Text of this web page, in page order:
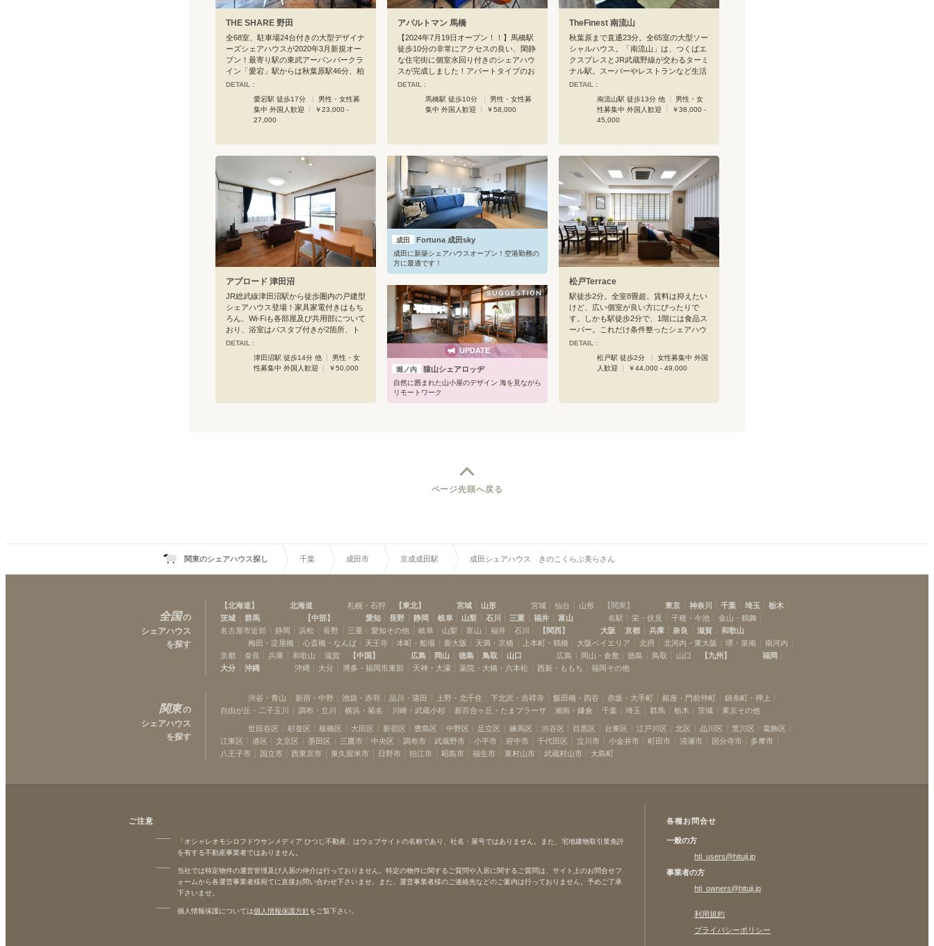
THE SHARE 野田
全68室、駐車場24台付きの大型デザイナ
ーズシェアハウスが2020年3月新規オー
プン！最寄り駅の東武アーバンパークラ
イン「愛宕」駅からは秋葉原駅46分、柏
駅21分、春日部駅18分、松戸駅35分、大
東京、品川へも直通です！東京理科大学
のある「運河」駅まで3駅7分、ららぽー
パス」駅もすぐそばです！都内、千葉、
埼玉どちらへのアクセスも良く、個室内
はwifi、有線インターネット完備、冷蔵
庫などの家財もそろっており、すぐに新
生活を始めることが出来ます！物件のす
ぐ隣には日用品の買い出しの出来るドラ
ックストア「トライウェル」があり、他
にもコンビニやスーパー、ファミリーレ
ストラン、マクドナルド、ヤマダ電機、
スポーツクラブ、建デポなども全て徒歩
いて行けます。＜おすすめポイント1＞
広さ300平米超のコモンスペース！テイ
ストの異なるスペースをその日の気分で
使い分けることが出来ます。・大人数で
のパーティーも出来るブルックリンテイ
グ！・ナチュラルテイストのインナーテ
ラスはグリーンやハンモック、ハンギン
ムは少人数での映画鑑賞やゲームプレイ
の良い日は外でBBQ！敷地の広い大型シ
のでは？隣にも月極駐車場があります。
＜おすすめポイント5＞徒歩で何でもそ
ろう住環境。すぐ隣のドラックストア
「トライウェル」が日用品の買い出しに
便利ですが、他にもコンビニ、スーパ
ー、スポーツジム、総合病院、市役所、
郵便局、ヤマダ電機、ファミレス、マク
す。隣駅にある清水公園は春の桜や、首
都圏最大級のBBQ場、キャンプ場、アス
レチックなどが有名で、ヒルナンデスや
ZIP！などでも紹介されています。シェ
アハウスの仲間とキャンプもいいです
ね！車でも10分程度の距離なので日帰り
BBQも出来ちゃいます！＜おすすめポイ
サービス。お部屋でもリビングでも宅急
ペースは屋根付きなのでお出かけの際に
お布団を干したりできます。天気の良い
おすすめポイント8≫無料で使えるゲス
トルーム付き。パーティーにご友人を呼
エントランスは安心のオートロック。暗
DETAIL :
愛宕駅 徒歩17分
男性・女性募
集中 外国人歓迎
￥23,000 -
27,000
アパルトマン 馬橋
【2024年7月19日オープン！！】馬橋駅
徒歩10分の非常にアクセスの良い、閑静
な住宅街に個室水回り付きのシェアハウ
スが完成しました！アパートタイプのお
部屋もありプライベートを重視しつつ交
ィットネスジムやワーキングスペースな
ど共用設備も充実！テレワークの方にも
セスも良好！学生の方、リモートワーク
の社会人の方問わずぜひ一度お越しくだ
さい！
DETAIL :
馬橋駅 徒歩10分
男性・女性募
集中 外国人歓迎
￥58,000
TheFinest 南流山
秋葉原まで直通23分。全65室の大型ソー
シャルハウス。「南流山」は、つくばエ
クスプレスとJR武蔵野線が交わるターミ
ナル駅。スーパーやレストランなど生活
施設も充実しています。新三郷ららぽー
で便利です。ハウスの最大の魅力は、共
用部の充実とゆったりさ。メインラウン
くくつろいでいただけるスペースです。
キッチンも4台あり、料理もはかどりま
す。50平米超のフィットネスルームをは
じめ、パナソニックのビューティー家電
をふんだんに試せるビューティールーム
（女性専用）、シェアオフィスのような
ワークルーム、本格的通信カラオケを導
入したカラオケルームなど、多彩な共用
スペースがあります。建物内だけでも飽
きることなく楽しめる充実の施設です。
ニーも付いています。天井までたっぷり
収納できる大型クローゼットや2ドア冷
蔵庫などが付いています。デジタルオー
トロックでセキュリティーにも配慮。ひ
とりで静かに過ごしたいときには個室で
シェアハウスを創り上げていきたい皆様
からのお問い合わせを、お待ちしており
DETAIL :
南流山駅 徒歩13分 他
男性・女
性募集中 外国人歓迎
￥38,000 -
45,000
アプロード 津田沼
JR総武線津田沼駅から徒歩圏内の戸建型
シェアハウス登場！家具家電付きはもち
ろん、Wi-Fiも各部屋及び共用部について
おり、浴室はバスタブ付きが2箇所、ト
イレは各階に合計3箇所、和室のお部屋
取りが違いますので、好みに合ったお部
屋をお選び出来ます。ぜひ一度お問い合
DETAIL :
津田沼駅 徒歩14分 他
男性・女
性募集中 外国人歓迎
￥50,000
成田 Fortuna 成田sky
成田に新築シェアハウスオープン！空港勤務の
方に最適です！
SUGGESTION
UPDATE
堀ノ内 猿山シェアロッヂ
自然に囲まれた山小屋のデザイン 海を見ながら
リモートワーク
松戸Terrace
駅徒歩2分。全室8畳超。賃料は抑えたい
けど、広い個室が良い方にぴったりで
す。しかも駅徒歩2分で、1階には食品ス
ーパー。これだけ条件整ったシェアハウ
スは貴重です。東京メトロ千代田線に直
道も乗換なし。都心へのアクセスも良好
です。ゆったりしたリビングダイニング
ある方は、お気軽にお問い合わせ下さ
い。
DETAIL :
松戸駅 徒歩2分
女性募集中 外国
人歓迎
￥44,000 - 49,000
ページ先頭へ戻る
関東のシェアハウス探し 千葉 成田市 京成成田駅 成田シェアハウス きのこくらぶ美らさん
全国の
シェアハウス
を探す
【北海道】 北海道 札幌・石狩 【東北】 宮城 山形 宮城 仙台 山形 【 関東】 東京 神奈川 千葉 埼玉
栃木
茨城
群馬 【中部】 愛知 長野 静岡 岐阜 山梨 石川 三重 福井 富山 名駅 栄・伏見 千種・今池
金山・鶴舞
名古屋市近郊
静岡 浜松 長野 三重 愛知その他 岐阜 山梨 富山 福井 石川 【関西】 大阪 京都 兵庫 奈良 滋賀
和歌山
梅田・淀屋橋
心斎橋・なんば 天王寺 本町・船場 新大阪 天満・京橋 上本町・鶴橋 大阪ベイエリア 北摂 北河内・東大阪 堺・泉南
南河内
京都
奈良 兵庫 和歌山 滋賀 【中国 】 広島 岡山 徳島 鳥取 山口 広島 岡山・倉敷 徳島 鳥取 山口 【九州 】
福岡
大分
沖縄 沖縄 大分 博多・福岡市東部 天神・大濠 薬院・大橋・六本松 西新・ももち 福岡その他
関東の
シェアハウス
を探す
渋谷・青山 新宿・中野 池袋・赤羽 品川・蒲田 上野・北千住 下北沢・吉祥寺 飯田橋・四谷 赤坂・大手町 銀座・門前仲町
錦糸町・押上
自由が丘・二子玉川
調布・立川 横浜・菊名 川崎・武蔵小杉 新百合ヶ丘・たまプラーザ 湘南・鎌倉 千葉 埼玉 群馬 栃木 茨城 東京その他
世田谷区 杉並区 板橋区 大田区 新宿区 豊島区 中野区 足立区 練馬区 渋谷区 目黒区 台東区 江戸川区 北区 品川区 荒川区
葛飾区
江東区
港区 文京区 墨田区 三鷹市 中央区 調布市 武蔵野市 小平市 府中市 千代田区 立川市 小金井市 町田市 清瀬市 国分寺市
多摩市
八王子市
国立市 西東京市 東久留米市 日野市 狛江市 昭島市 福生市 東村山市 武蔵村山市 大島町
ご注意
「オシャレオモシロフドウサンメディア ひつじ不動産」はウェブサイトの名称であり、社名・屋号ではありません。また、宅地建物取引業免許
を有する不動産事業者ではありません。
当社では特定物件の運営管理及び入居の仲介は行っておりません。特定の物件に関するご質問や入居に関するご質問は、サイト上のお問合せフ
ォームから各運営事業者様宛てに直接お問い合わせ下さいませ。また、運営事業者様のご連絡先などのご案内は行っておりません。予めご了承
下さいませ。
個人情報保護については個人情報保護方針をご覧下さい。
各種お問合せ
一般の方
htj_users@hituji.jp
事業者の方
htj_owners@hituji.jp
利用規約
プライバシーポリシー